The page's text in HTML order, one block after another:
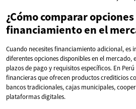
¿Cómo comparar
financiamiento en el
Cuando necesites financiamiento adicional,
diferentes opciones disponibles en el mercado,
plazos de pago y requisitos específicos. En
financieras que ofrecen productos crediticios
bancos tradicionales, cajas municipales,
plataformas digitales.